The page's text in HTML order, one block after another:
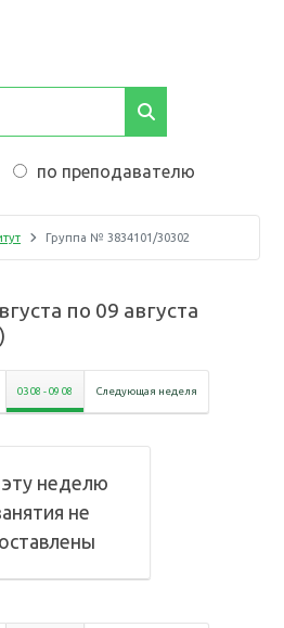
по преподавателю
Группа № 3834101/30302
по 09 августа
)
03 08 -09 08 Следующая неделя
неделю
не